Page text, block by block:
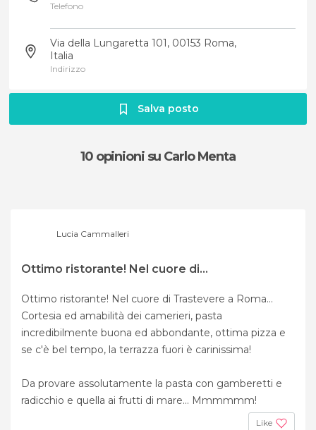
Telefono
Via della Lungaretta 101, 00153 Roma,
Italia
Indirizzo
Salva posto
10 opinioni su Carlo Menta
Lucia Cammalleri
Ottimo ristorante! Nel cuore di...
Ottimo ristorante! Nel cuore di Trastevere a Roma...
Cortesia ed amabilità dei camerieri, pasta
incredibilmente buona ed abbondante, ottima pizza e
se c'è bel tempo, la terrazza fuori è carinissima!
Da provare assolutamente la pasta con gamberetti e
radicchio e quella ai frutti di mare... Mmmmmm!
Like